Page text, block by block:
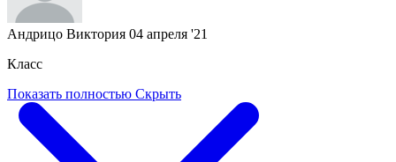
Андрицо Виктория 04 апреля '21
Класс
Показать полностью Скрыть